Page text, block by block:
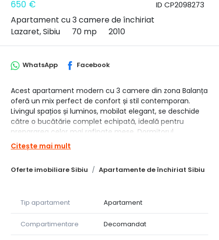
ID CP2098273
650 €
Apartament cu 3 camere de închiriat
Lazaret, Sibiu
70 mp 2010
Oferte imobiliare Sibiu Apartamente de închiriat Sibiu
WhatsApp Facebook
Acest apartament modern cu 3 camere din zona Balanța
oferă un mix perfect de confort și stil contemporan.
Livingul spațios și luminos, mobilat elegant, se deschide
către o bucătărie complet echipată, ideală pentru
prepararea celor mai rafinate mese. Dormitorul
matrimonial, cu un pat king-size și un dulap generos, și al
doilea dormitor, perfect pentru oaspeți sau ca birou,
finisaje de calitate, acest apartament este gata să
urban.
Citește mai mult
Tip apartament Apartament
Compartimentare Decomandat